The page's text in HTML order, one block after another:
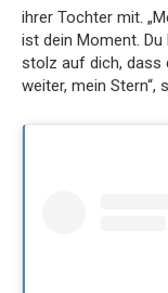
ihrer Tochter mit.
ist dein Moment.
stolz auf dich, dass
weiter, mein Stern“,